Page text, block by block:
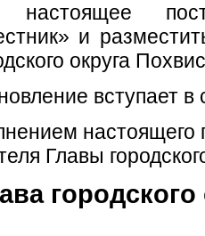
настоящее
и
округа
вступает в
настоящего
Главы
городского